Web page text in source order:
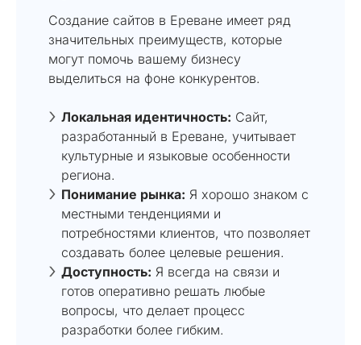
Создание сайтов в Ереване имеет ряд
значительных преимуществ, которые
могут помочь вашему бизнесу
выделиться на фоне конкурентов.
Локальная идентичность: Сайт,
разработанный в Ереване, учитывает
культурные и языковые особенности
региона.
Понимание рынка: Я хорошо знаком с
местными тенденциями и
потребностями клиентов, что позволяет
создавать более целевые решения.
Доступность: Я всегда на связи и
готов оперативно решать любые
вопросы, что делает процесс
разработки более гибким.